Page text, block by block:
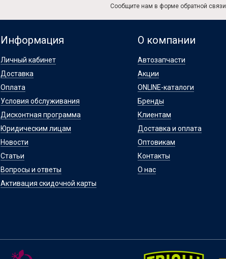
Сообщите нам в форме обратной связи
Информация
Личный кабинет
Доставка
Оплата
Условия обслуживания
Дисконтная программа
Юридическим лицам
Новости
Статьи
Вопросы и ответы
Активация скидочной карты
О компании
Автозапчасти
Акции
ONLINE-каталоги
Бренды
Клиентам
Доставка и оплата
Оптовикам
Контакты
О нас